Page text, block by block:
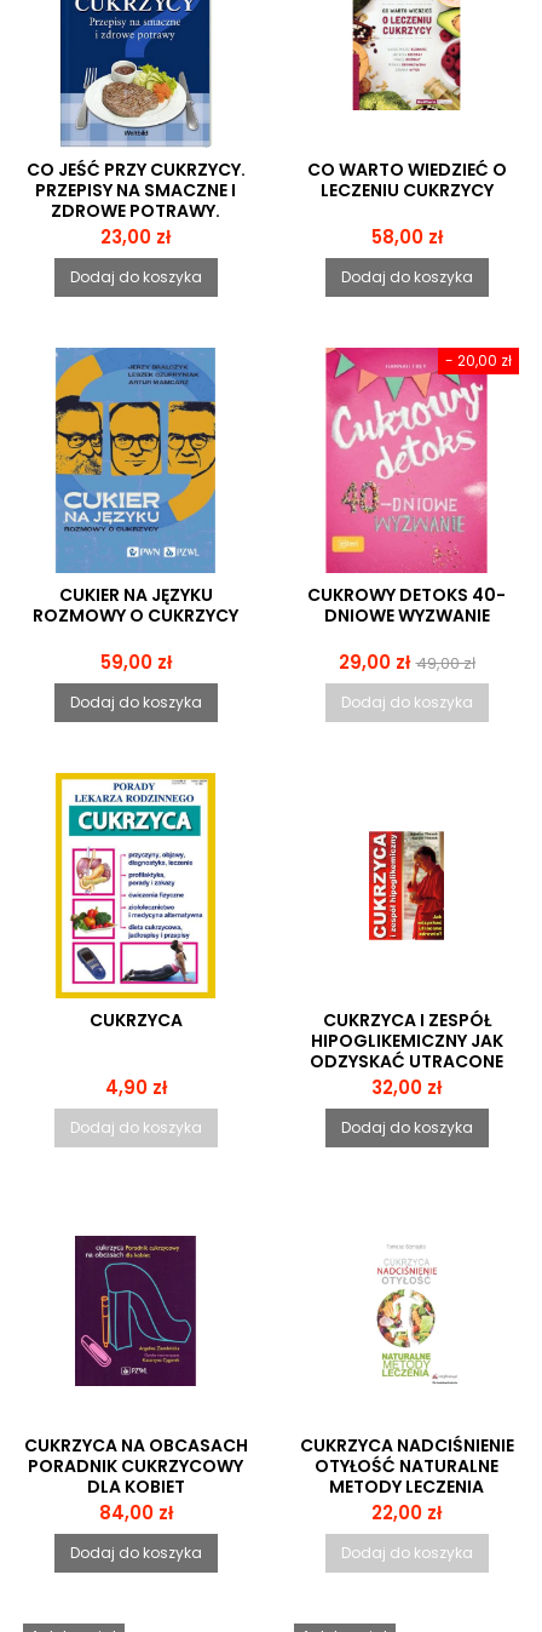
CO JEŚĆ PRZY CUKRZYCY.
PRZEPISY NA SMACZNE I
ZDROWE POTRAWY.
Cena
23,00 zł
Dodaj do koszyka
CO WARTO WIEDZIEĆ O
LECZENIU CUKRZYCY
Cena
58,00 zł
Dodaj do koszyka
CUKIER NA JĘZYKU
ROZMOWY O CUKRZYCY
Cena
59,00 zł
Dodaj do koszyka
- 20,00 zł
CUKROWY DETOKS 40-
DNIOWE WYZWANIE
Cena
29,00 zł Cena
podstawowa
49,00 zł
Dodaj do koszyka
CUKRZYCA
Cena
4,90 zł
Dodaj do koszyka
CUKRZYCA I ZESPÓŁ
HIPOGLIKEMICZNY JAK
ODZYSKAĆ UTRACONE
ZDROWIE?
Cena
32,00 zł
Dodaj do koszyka
CUKRZYCA NA OBCASACH
PORADNIK CUKRZYCOWY
DLA KOBIET
Cena
84,00 zł
Dodaj do koszyka
CUKRZYCA NADCIŚNIENIE
OTYŁOŚĆ NATURALNE
METODY LECZENIA
Cena
22,00 zł
Dodaj do koszyka